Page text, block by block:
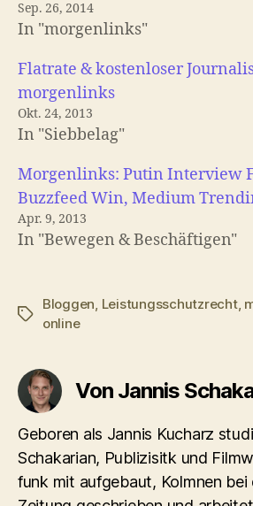
Sep. 26, 2014
In "morgenlinks"
Flatrate & kostenloser
morgenlinks
Okt. 24, 2013
In "Siebbelag"
Morgenlinks: Putin Interview
Buzzfeed Win, Medium
Apr. 9, 2013
In "Bewegen & Beschäftigen"
Schlagwörter
Bloggen, Leistungsschutzrecht,
online
Von Jannis
Geboren als Jannis Kucharz
Schakarian, Publizisitk und
funk mit aufgebaut, Kolmnen bei